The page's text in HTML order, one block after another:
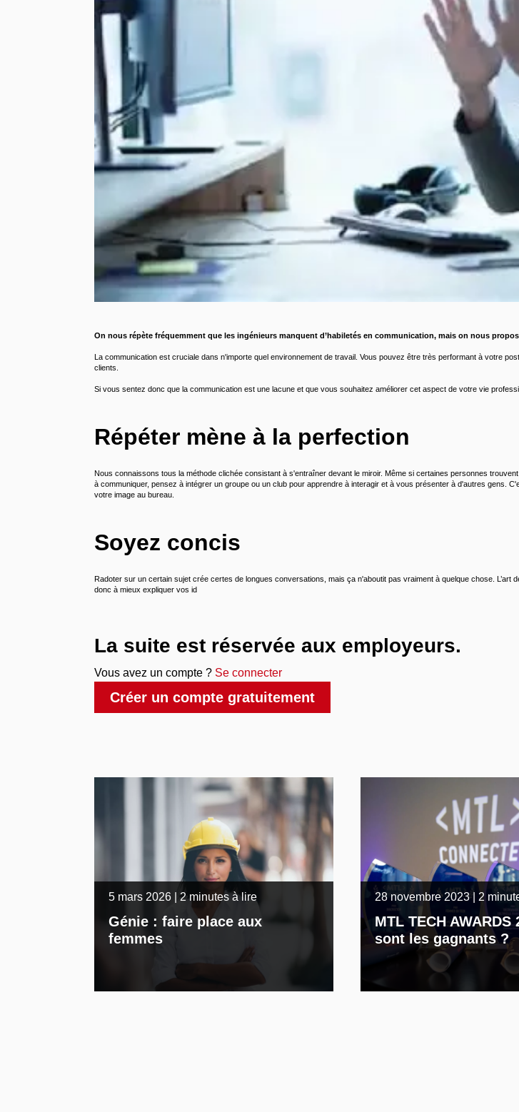
On nous répète fréquemment que les ingénieurs manquent d’habiletés en communication, mais on nous
La communication est cruciale dans n'importe quel environnement de travail. Vous pouvez être très performant à votre
clients.
Si vous sentez donc que la communication est une lacune et que vous souhaitez améliorer cet aspect de votre vie
Répéter mène à la perfection
Nous connaissons tous la méthode clichée consistant à s'entraîner devant le miroir. Même si certaines personnes
à communiquer, pensez à intégrer un groupe ou un club pour apprendre à interagir et à vous présenter à d'autres gens.
votre image au bureau.
Soyez concis
Radoter sur un certain sujet crée certes de longues conversations, mais ça n'aboutit pas vraiment à quelque chose.
donc à mieux expliquer vos id
La suite est réservée aux employeurs.
Vous avez un compte ? Se connecter
Créer un compte gratuitement
5 mars 2026 | 2 minutes à lire
Génie : faire place aux
femmes
28 novembre 2023 | 2
MTL TECH AWARDS
sont les gagnants ?